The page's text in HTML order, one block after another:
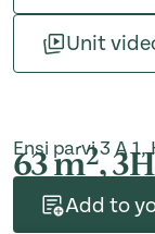
Unit
Ensi parvi 3 A
63 m2,
Add to